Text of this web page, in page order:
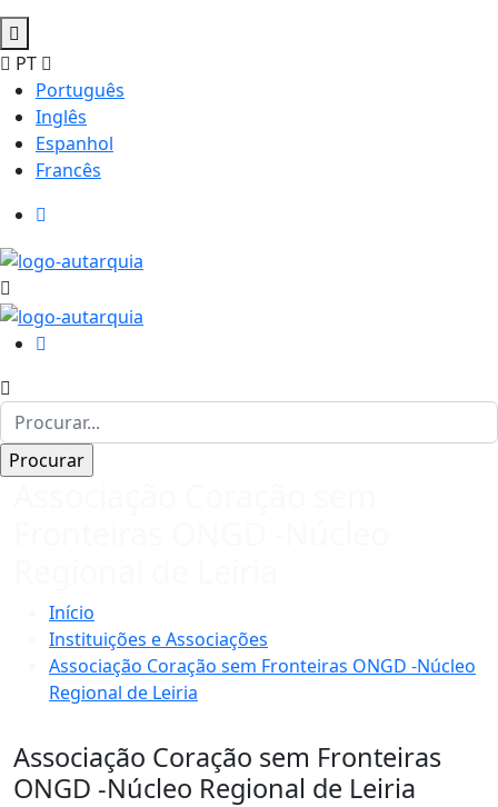
PT
Português
Inglês
Espanhol
Francês
Início
Instituições e Associações
Associação Coração sem Fronteiras ONGD -Núcleo
Regional de Leiria
Associação Coração sem Fronteiras
ONGD -Núcleo Regional de Leiria